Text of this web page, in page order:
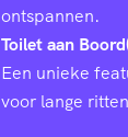
ontspannen.
Toilet aan
Een unieke
voor lange